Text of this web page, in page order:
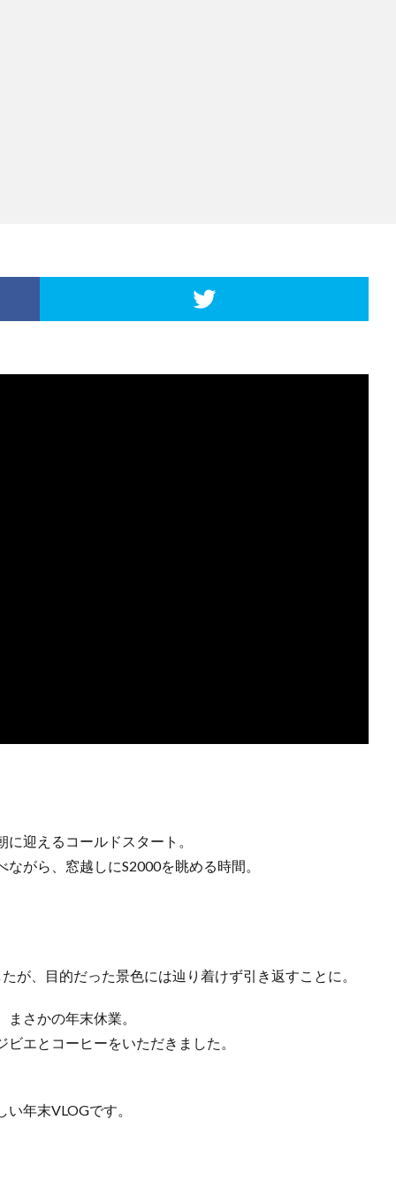
迎えるコールドスタート。
がら、窓越しにS2000を眺める時間。
が、目的だった景色には辿り着けず引き返すことに。
さかの年末休業。
エとコーヒーをいただきました。
年末VLOGです。